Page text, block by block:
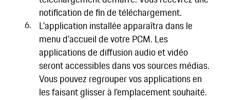
notification de fin de téléchargement.
L'application installée apparaîtra dans le
menu d'accueil de votre PCM. Les
applications de diffusion audio et vidéo
seront accessibles dans vos sources médias.
Vous pouvez regrouper vos applications en
les faisant glisser à l'emplacement souhaité.